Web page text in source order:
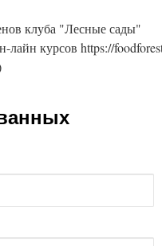
клуба "Лесные сады"
курсов https://